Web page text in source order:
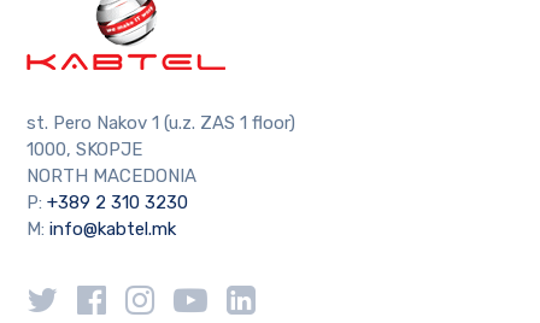
st. Pero Nakov 1 (u.z. ZAS 1 floor)
1000, SKOPJE
NORTH MACEDONIA
P: +389 2 310 3230
M:info@kabtel.mk